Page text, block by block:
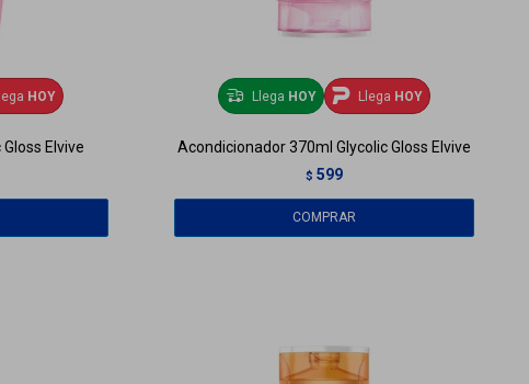
HOY
Elvive
Llega HOY Llega HOY
Acondicionador 370ml Glycolic Gloss Elvive
$ 599